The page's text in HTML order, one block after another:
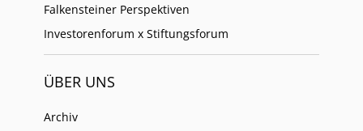
Falkensteiner Perspektiven
Investorenforum x Stiftungsforum
ÜBER UNS
Archiv